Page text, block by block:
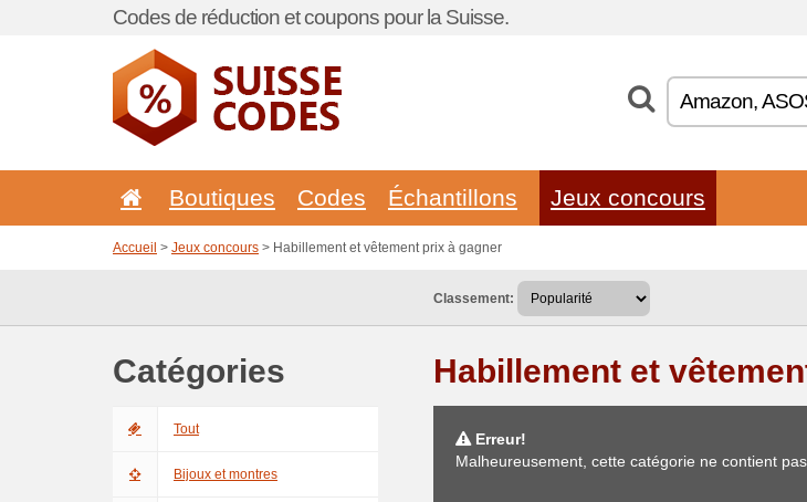
Codes de réduction et coupons pour la Suisse.
Boutiques Codes Échantillons Jeux concours
Accueil > Jeux concours > Habillement et vêtement prix à gagner
Classement:
Catégories
Tout
Bijoux et montres
Habillement et
Erreur!
Malheureusement, cette catégorie ne contient